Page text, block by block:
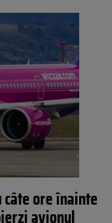
ore înainte
avionul